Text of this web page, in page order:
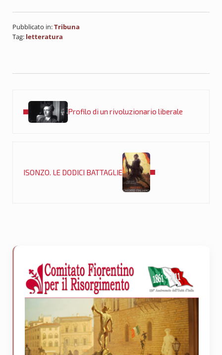
Pubblicato in:Tribuna
Tag: letteratura
Profilo di un rivoluzionario liberale
ISONZO. LE DODICI BATTAGLIE
Sidebar